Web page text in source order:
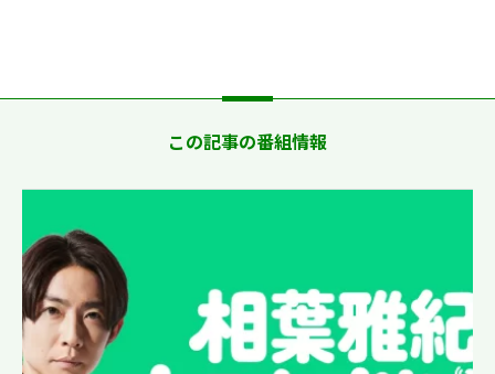
この記事の番組情報